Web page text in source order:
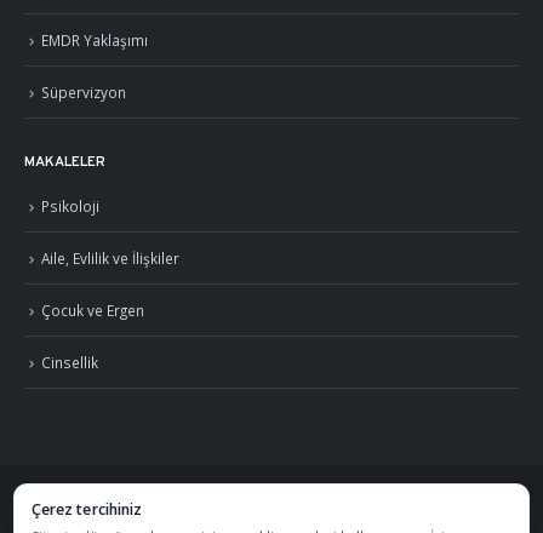
EMDR Yaklaşımı
Süpervizyon
MAKALELER
Psikoloji
Aile, Evlilik ve İlişkiler
Çocuk ve Ergen
Cinsellik
©2026
Çerez tercihiniz